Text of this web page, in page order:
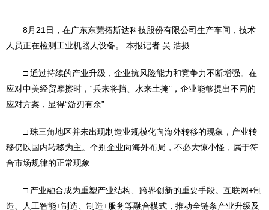
8月21日，在广东东莞拓斯达科技股份有限公司生产车间，技术
人员正在检测工业机器人设备。 本报记者 吴 浩摄
□ 通过持续的产业升级，企业抗风险能力和竞争力不断增强。在
应对中美经贸摩擦时，“兵来将挡、水来土掩”，企业能够提出不同的
应对方案，显得“游刃有余”
□ 珠三角地区并未出现制造业规模化向海外转移的现象，产业转
移仍以国内转移为主。个别企业向海外布局，不必大惊小怪，属于符
合市场规律的正常现象
□ 产业融合成为重塑产业结构、跨界创新的重要手段。互联网+制
造、人工智能+制造、制造+服务等融合模式，推动全链条产业升级及